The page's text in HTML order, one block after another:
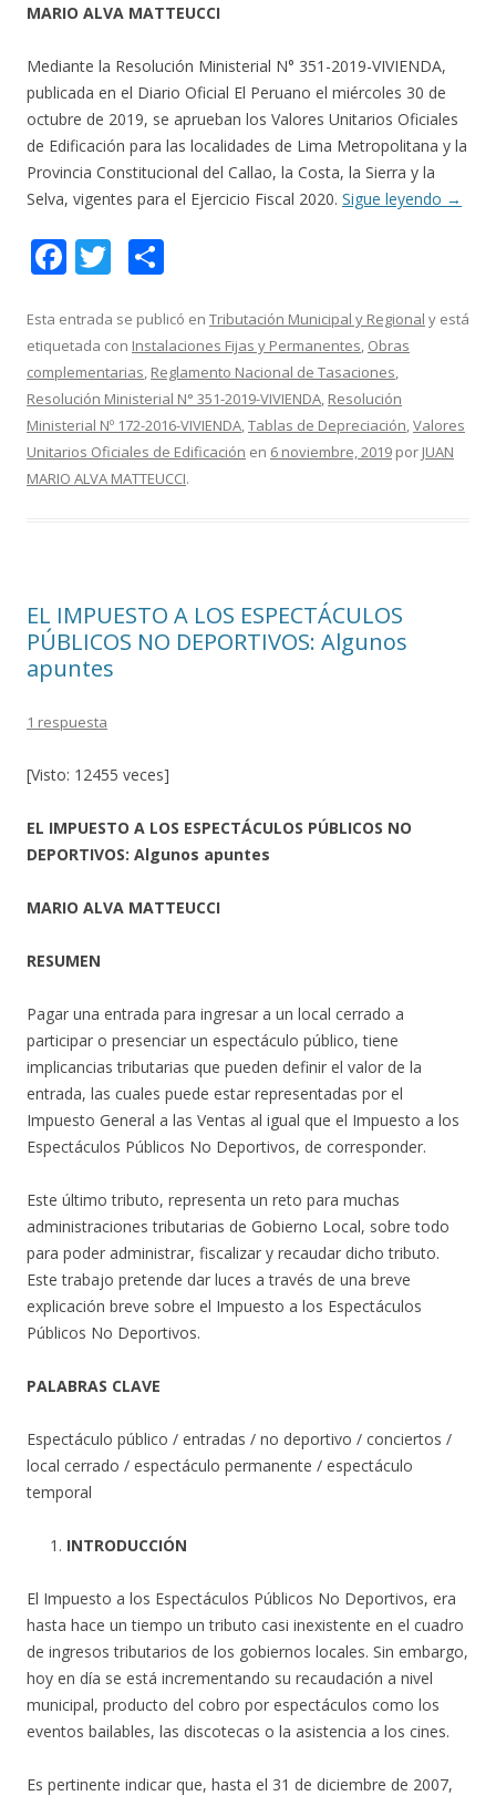
MARIO ALVA MATTEUCCI
Mediante la Resolución Ministerial N° 351-2019-VIVIENDA,
publicada en el Diario Oficial El Peruano el miércoles 30 de
octubre de 2019, se aprueban los Valores Unitarios Oficiales
de Edificación para las localidades de Lima Metropolitana y la
Provincia Constitucional del Callao, la Costa, la Sierra y la
Selva, vigentes para el Ejercicio Fiscal 2020. Sigue leyendo →
F
e
b
o
o
k
T
itt
er
m
p
ar
ti
r
Esta entrada se publicó en Tributación Municipal y Regional y está
etiquetada con Instalaciones Fijas y Permanentes, Obras
complementarias, Reglamento Nacional de Tasaciones,
Resolución Ministerial N° 351-2019-VIVIENDA, Resolución
Ministerial Nº 172-2016-VIVIENDA,Tablas de Depreciación,Valores
Unitarios Oficiales de Edificación en 6 noviembre, 2019 por JUAN
MARIO ALVA MATTEUCCI.
EL IMPUESTO A LOS ESPECTÁCULOS
PÚBLICOS NO DEPORTIVOS: Algunos
apuntes
1 respuesta
[Visto: 12455 veces]
EL IMPUESTO A LOS ESPECTÁCULOS PÚBLICOS NO
DEPORTIVOS: Algunos apuntes
MARIO ALVA MATTEUCCI
RESUMEN
Pagar una entrada para ingresar a un local cerrado a
participar o presenciar un espectáculo público, tiene
implicancias tributarias que pueden definir el valor de la
entrada, las cuales puede estar representadas por el
Impuesto General a las Ventas al igual que el Impuesto a los
Espectáculos Públicos No Deportivos, de corresponder.
Este último tributo, representa un reto para muchas
administraciones tributarias de Gobierno Local, sobre todo
para poder administrar, fiscalizar y recaudar dicho tributo.
Este trabajo pretende dar luces a través de una breve
explicación breve sobre el Impuesto a los Espectáculos
Públicos No Deportivos.
PALABRAS CLAVE
Espectáculo público / entradas / no deportivo / conciertos /
local cerrado / espectáculo permanente / espectáculo
temporal
INTRODUCCIÓN
El Impuesto a los Espectáculos Públicos No Deportivos, era
hasta hace un tiempo un tributo casi inexistente en el cuadro
de ingresos tributarios de los gobiernos locales. Sin embargo,
hoy en día se está incrementando su recaudación a nivel
municipal, producto del cobro por espectáculos como los
eventos bailables, las discotecas o la asistencia a los cines.
Es pertinente indicar que, hasta el 31 de diciembre de 2007,